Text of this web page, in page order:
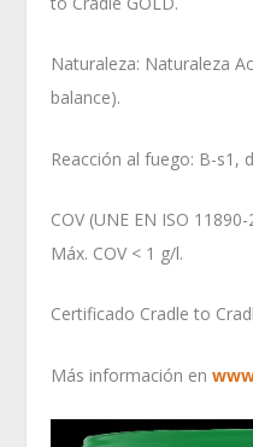
Naturaleza: Naturaleza
balance).
Reacción al fuego: B-s1,
COV (UNE EN ISO
Máx. COV < 1 g/l.
Certificado Cradle to
Más información en